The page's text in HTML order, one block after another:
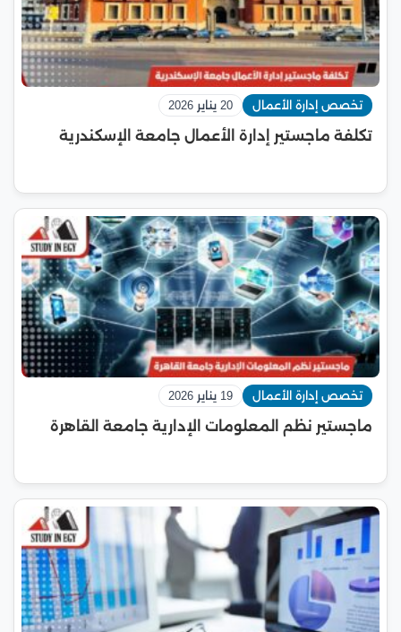
تخصص إدارة الأعمال 20 يناير 2026
تكلفة ماجستير إدارة الأعمال جامعة الإسكندرية
تخصص إدارة الأعمال 19 يناير 2026
ماجستير نظم المعلومات الإدارية جامعة القاهرة